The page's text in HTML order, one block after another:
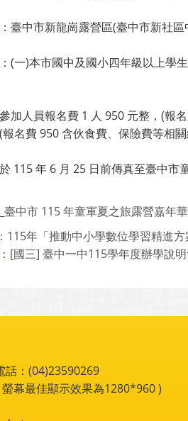
臺中市新龍崗露營區(臺中市新社區
(一)本市國中及國小四年級以上學
加人員報名費 1 人 950 元整，(報
名費 950 含伙食費、保險費等相
115 年 6 月 25 日前傳真至臺中
臺中市 115 年童軍夏之旅露營嘉年
115年「推動中小學數位學習精進
[國三] 臺中一中115學年度辦學說
話：(04)23590269
幕最佳顯示效果為1280*960 )